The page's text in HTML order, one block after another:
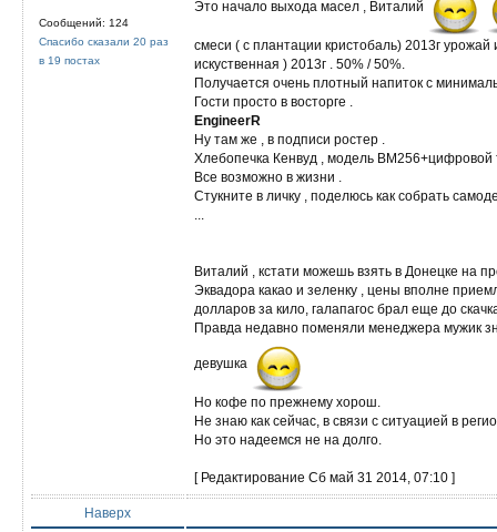
Сообщений: 124
Спасибо сказали 20 раз
в 19 постах
Это начало выхода масел , Виталий
смеси ( с плантации кристобаль) 2013г
искуственная ) 2013г . 50% / 50%.
Получается очень плотный напиток с
Гости просто в восторге .
EngineerR
Ну там же , в подписи ростер .
Хлебопечка Кенвуд , модель
Все возможно в жизни .
Стукните в личку , поделюсь как собрать
Виталий , кстати можешь взять в Донецке на
Эквадора какао и зеленку , цены вполне
долларов за кило, галапагос брал еще до
Правда недавно поменяли менеджера мужик
девушка
Но кофе по прежнему хорош.
Не знаю как сейчас, в связи с ситуацией в
Но это надеемся не на долго.
[ Редактирование Сб май 31 2014, 07:10 ]
Наверх